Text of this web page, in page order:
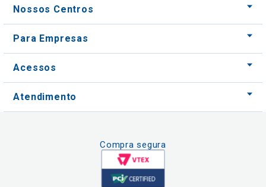
Nossos Centros
Para Empresas
Acessos
Atendimento
Compra segura